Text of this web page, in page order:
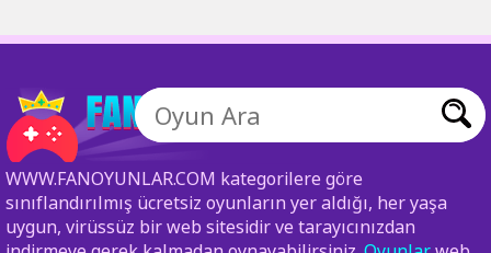
WWW.FANOYUNLAR.COM kategorilere göre
sınıflandırılmış ücretsiz oyunların yer aldığı, her yaşa
uygun, virüssüz bir web sitesidir ve tarayıcınızdan